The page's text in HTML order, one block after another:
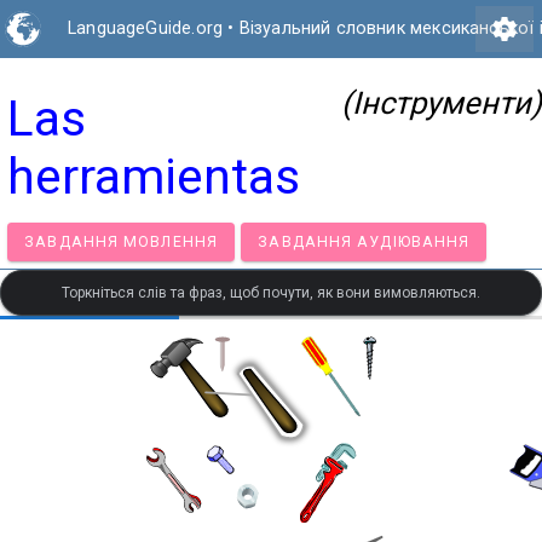
LanguageGuide.org • Візуальний словник мексиканської
settings
Las
herramientas
(Інструменти)
ЗАВДАННЯ МОВЛЕННЯ ЗАВДАННЯ АУДІЮВАННЯ
Торкніться слів та фраз, щоб почути, як вони вимовляються.